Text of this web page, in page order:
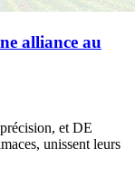
alliance au
et DE
unissent leurs